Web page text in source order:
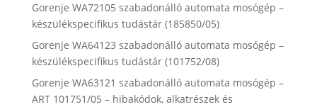
Gorenje WA72105 szabadonálló automata mosógép –
készülékspecifikus tudástár (185850/05)
Gorenje WA64123 szabadonálló automata mosógép –
készülékspecifikus tudástár (101752/08)
Gorenje WA63121 szabadonálló automata mosógép –
ART 101751/05 – hibakódok, alkatrészek és